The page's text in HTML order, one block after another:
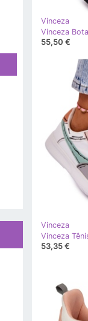
Vinceza
55,50 €
Vinceza
53,35 €